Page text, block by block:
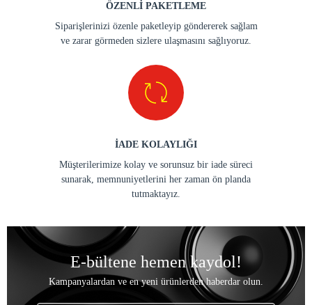
ÖZENLİ PAKETLEME
Siparişlerinizi özenle paketleyip göndererek sağlam
ve zarar görmeden sizlere ulaşmasını sağlıyoruz.
İADE KOLAYLIĞI
Müşterilerimize kolay ve sorunsuz bir iade süreci
sunarak, memnuniyetlerini her zaman ön planda
tutmaktayız.
E-bültene hemen kaydol!
Kampanyalardan ve en yeni ürünlerden haberdar olun.